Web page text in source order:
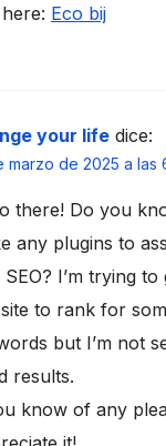
Eco bij
your life dice:
marzo de 2025 a las
there! Do you
any plugins to
I’m trying to
to rank for
but I’m not
results.
know of any